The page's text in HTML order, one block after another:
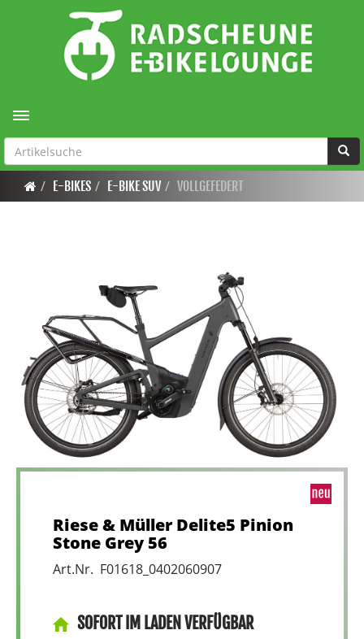
Toggle navigation
E-BIKES E-BIKE SUV VOLLGEFEDERT
Riese & Müller Delite5 Pinion
Stone Grey 56
Art.Nr. F01618_0402060907
SOFORT IM LADEN VERFÜGBAR